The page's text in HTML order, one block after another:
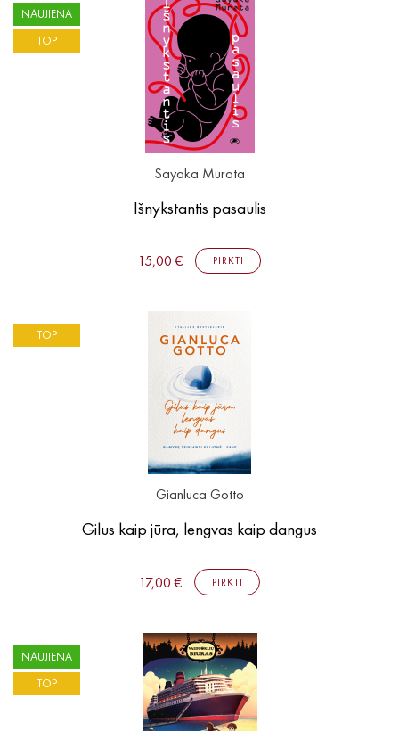
NAUJIENA
TOP
Sayaka Murata
Išnykstantis pasaulis
15,00 € PIRKTI
TOP
Gianluca Gotto
Gilus kaip jūra, lengvas kaip dangus
17,00 € PIRKTI
NAUJIENA
TOP